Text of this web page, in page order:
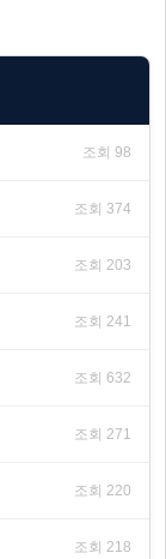
조회 98
조회 374
조회 203
조회 241
조회 632
조회 271
조회 220
조회 218